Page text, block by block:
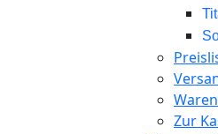
Zur